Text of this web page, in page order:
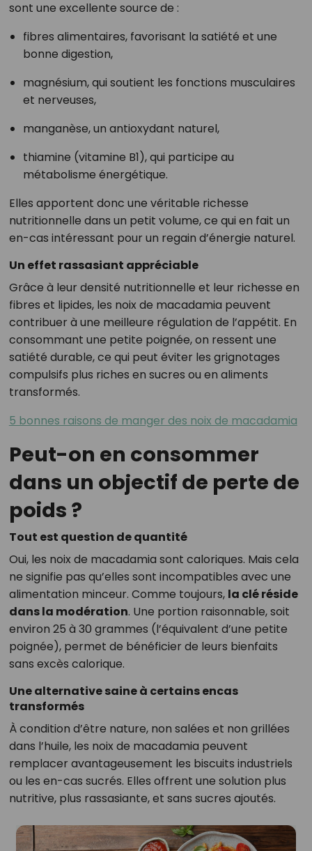
sont une excellente source de :
fibres alimentaires, favorisant la satiété et une
bonne digestion,
magnésium, qui soutient les fonctions musculaires
et nerveuses,
manganèse, un antioxydant naturel,
thiamine (vitamine B1), qui participe au
métabolisme énergétique.
Elles apportent donc une véritable richesse
nutritionnelle dans un petit volume, ce qui en fait un
en-cas intéressant pour un regain d’énergie naturel.
Un effet rassasiant appréciable
Grâce à leur densité nutritionnelle et leur richesse en
fibres et lipides, les noix de macadamia peuvent
contribuer à une meilleure régulation de l’appétit. En
consommant une petite poignée, on ressent une
satiété durable, ce qui peut éviter les grignotages
compulsifs plus riches en sucres ou en aliments
transformés.
5 bonnes raisons de manger des noix de macadamia
Peut-on en consommer
dans un objectif de perte de
poids ?
Tout est question de quantité
Oui, les noix de macadamia sont caloriques. Mais cela
ne signifie pas qu’elles sont incompatibles avec une
alimentation minceur. Comme toujours, la clé réside
dans la modération. Une portion raisonnable, soit
environ 25 à 30 grammes (l’équivalent d’une petite
poignée), permet de bénéficier de leurs bienfaits
sans excès calorique.
Une alternative saine à certains encas
transformés
À condition d’être nature, non salées et non grillées
dans l’huile, les noix de macadamia peuvent
remplacer avantageusement les biscuits industriels
ou les en-cas sucrés. Elles offrent une solution plus
nutritive, plus rassasiante, et sans sucres ajoutés.